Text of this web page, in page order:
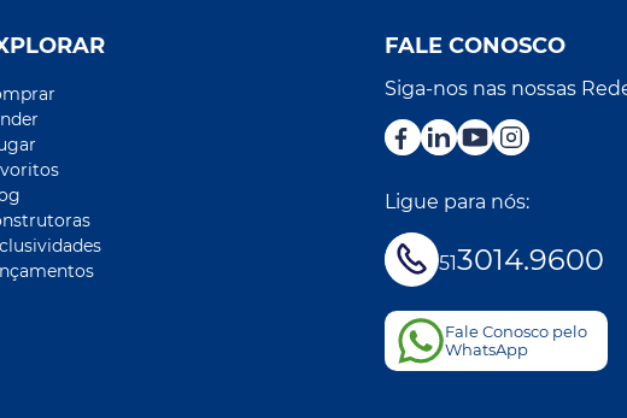
FALE CONOSCO
Siga-nos nas nossas
Ligue para nós:
513014.9600
Fale Conosco pelo
WhatsApp